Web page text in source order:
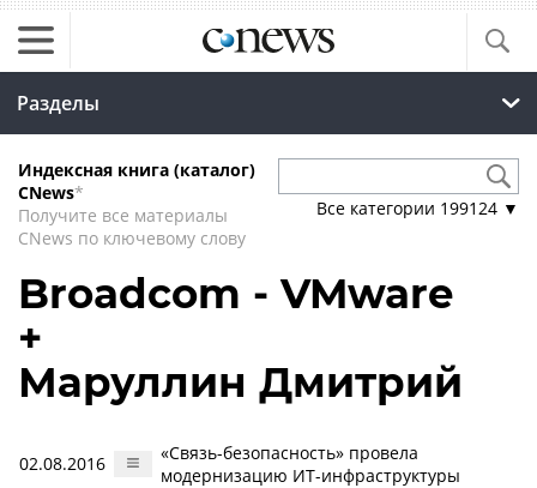
Разделы
Индексная книга (каталог)
CNews*
Получите все материалы
CNews по ключевому слову
Все категории 199124 ▼
Broadcom - VMware
+
Маруллин Дмитрий
02.08.2016
«Связь-безопасность» провела
модернизацию ИТ-инфраструктуры